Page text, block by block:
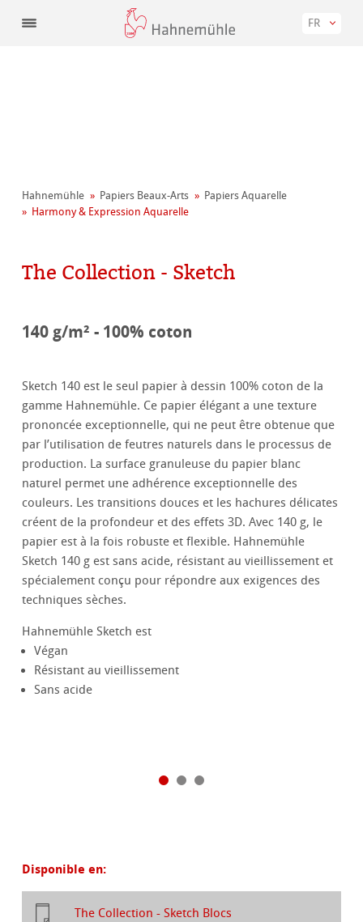
FR
Hahnemühle Papiers Beaux-Arts
Papiers Aquarelle
Harmony & Expression Aquarelle
The Collection - Sketch
140 g/m² - 100% coton
Sketch 140 est le seul papier à dessin 100% coton de la
gamme Hahnemühle. Ce papier élégant a une texture
prononcée exceptionnelle, qui ne peut être obtenue que
par l’utilisation de feutres naturels dans le processus de
production. La surface granuleuse du papier blanc
naturel permet une adhérence exceptionnelle des
couleurs. Les transitions douces et les hachures délicates
créent de la profondeur et des effets 3D. Avec 140 g, le
papier est à la fois robuste et flexible. Hahnemühle
Sketch 140 g est sans acide, résistant au vieillissement et
spécialement conçu pour répondre aux exigences des
techniques sèches.
Hahnemühle Sketch est
Végan
Résistant au vieillissement
Sans acide
Disponible en:
The Collection - Sketch Blocs